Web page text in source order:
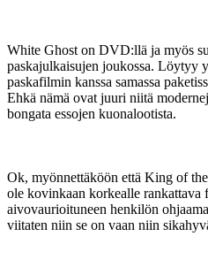
White Ghost on DVD:llä ja myös
paskajulkaisujen joukossa. Löytyy
paskafilmin kanssa samassa
Ehkä nämä ovat juuri niitä
bongata essojen kuonalootista.
Ok, myönnettäköön että King of
ole kovinkaan korkealle rankattava
aivovaurioituneen henkilön
viitaten niin se on vaan niin